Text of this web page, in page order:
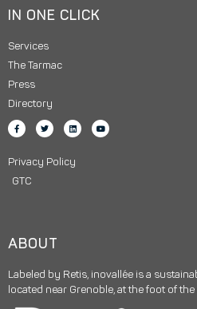
IN ONE CLICK
Services
The Tarmac
Press
Directory
Privacy Policy
GTC
ABOUT
Labeled by Retis, inovallée is a
located near Grenoble, at the foot of